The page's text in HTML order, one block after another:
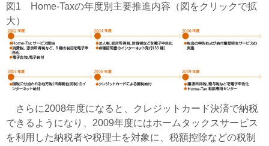
図1 Home-Taxの年度別主要推進内容（図をクリックで拡
大）
さらに2008年度になると、クレジットカード決済で納税
できるようになり、2009年度にはホームタックスサービス
を利用した納税者や税理士を対象に、税額控除などの税制